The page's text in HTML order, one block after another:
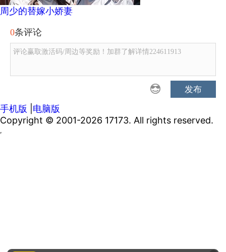
周少的替嫁小娇妻
0条评论
评论赢取激活码/周边等奖励！加群了解详情224611913
发布
手机版
电脑版
Copyright © 2001-2026 17173. All rights reserved.